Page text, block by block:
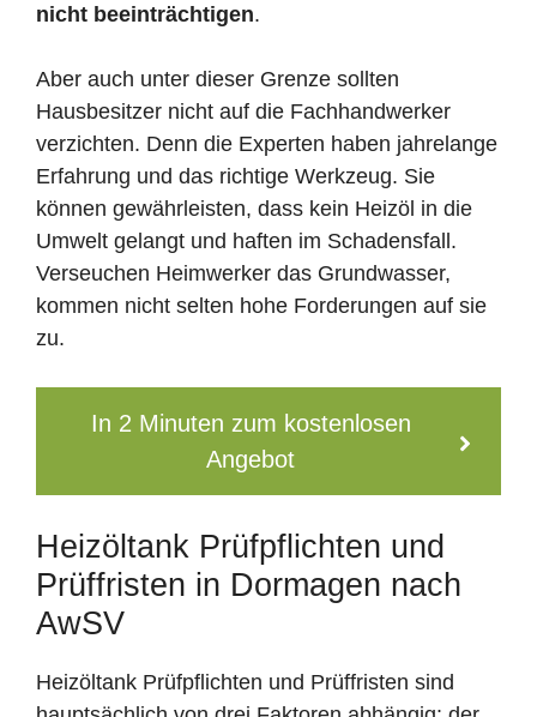
nicht beeinträchtigen.
Aber auch unter dieser Grenze sollten
Hausbesitzer nicht auf die Fachhandwerker
verzichten. Denn die Experten haben jahrelange
Erfahrung und das richtige Werkzeug. Sie
können gewährleisten, dass kein Heizöl in die
Umwelt gelangt und haften im Schadensfall.
Verseuchen Heimwerker das Grundwasser,
kommen nicht selten hohe Forderungen auf sie
zu.
In 2 Minuten zum kostenlosen
Angebot
Heizöltank Prüfpflichten und
Prüffristen in Dormagen nach
AwSV
Heizöltank Prüfpflichten und Prüffristen sind